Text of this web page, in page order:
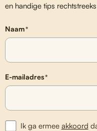
en handige tips
Naam*
E-mailadres*
Ik ga ermee akkoord